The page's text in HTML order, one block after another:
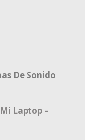
De Sonido
Laptop –